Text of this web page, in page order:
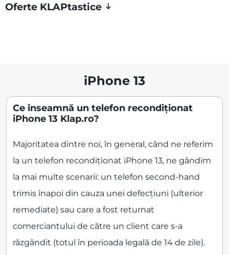
Oferte KLAPtastice
iPhone 13
Ce înseamnă un telefon recondiționat
iPhone 13 Klap.ro?
Majoritatea dintre noi, în general, când ne referim
la un telefon recondiționat iPhone 13, ne gândim
la mai multe scenarii: un telefon second-hand
trimis înapoi din cauza unei defecțiuni (ulterior
remediate) sau care a fost returnat
comerciantului de către un client care s-a
răzgândit (totul în perioada legală de 14 de zile).